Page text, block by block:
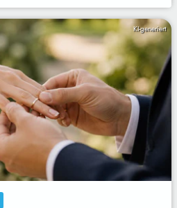
KI-generiert